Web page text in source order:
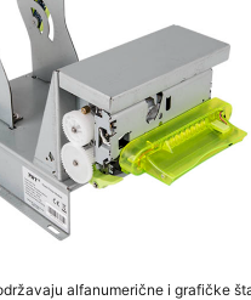
alfanumerične i grafičke